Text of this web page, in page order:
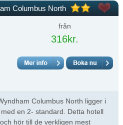
Columbus North
från
316kr.
Columbus North ligger i
en 2- standard. Detta hotell
hör till de verkligen mest